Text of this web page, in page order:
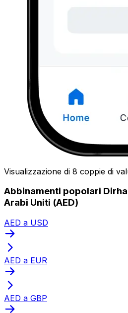
Visualizzazione di 8 coppie di
Abbinamenti popolari
Arabi Uniti (AED)
AED a USD
AED a EUR
AED a GBP